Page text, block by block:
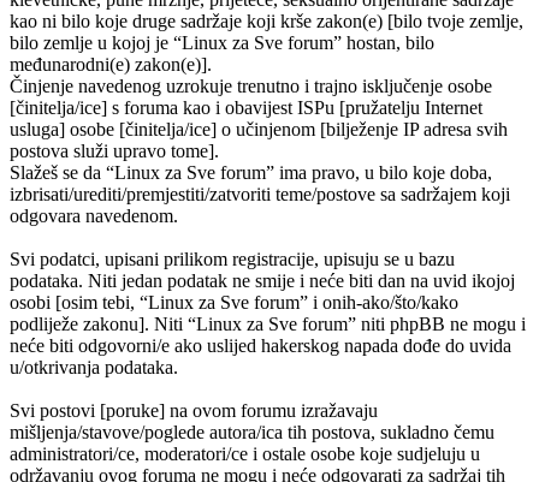
kao ni bilo koje druge sadržaje koji krše zakon(e) [bilo tvoje zemlje,
bilo zemlje u kojoj je “Linux za Sve forum” hostan, bilo
međunarodni(e) zakon(e)].
Činjenje navedenog uzrokuje trenutno i trajno isključenje osobe
[činitelja/ice] s foruma kao i obavijest ISPu [pružatelju Internet
usluga] osobe [činitelja/ice] o učinjenom [bilježenje IP adresa svih
postova služi upravo tome].
Slažeš se da “Linux za Sve forum” ima pravo, u bilo koje doba,
izbrisati/urediti/premjestiti/zatvoriti teme/postove sa sadržajem koji
odgovara navedenom.
Svi podatci, upisani prilikom registracije, upisuju se u bazu
podataka. Niti jedan podatak ne smije i neće biti dan na uvid ikojoj
osobi [osim tebi, “Linux za Sve forum” i onih-ako/što/kako
podliježe zakonu]. Niti “Linux za Sve forum” niti phpBB ne mogu i
neće biti odgovorni/e ako uslijed hakerskog napada dođe do uvida
u/otkrivanja podataka.
Svi postovi [poruke] na ovom forumu izražavaju
mišljenja/stavove/poglede autora/ica tih postova, sukladno čemu
administratori/ce, moderatori/ce i ostale osobe koje sudjeluju u
održavanju ovog foruma ne mogu i neće odgovarati za sadržaj tih